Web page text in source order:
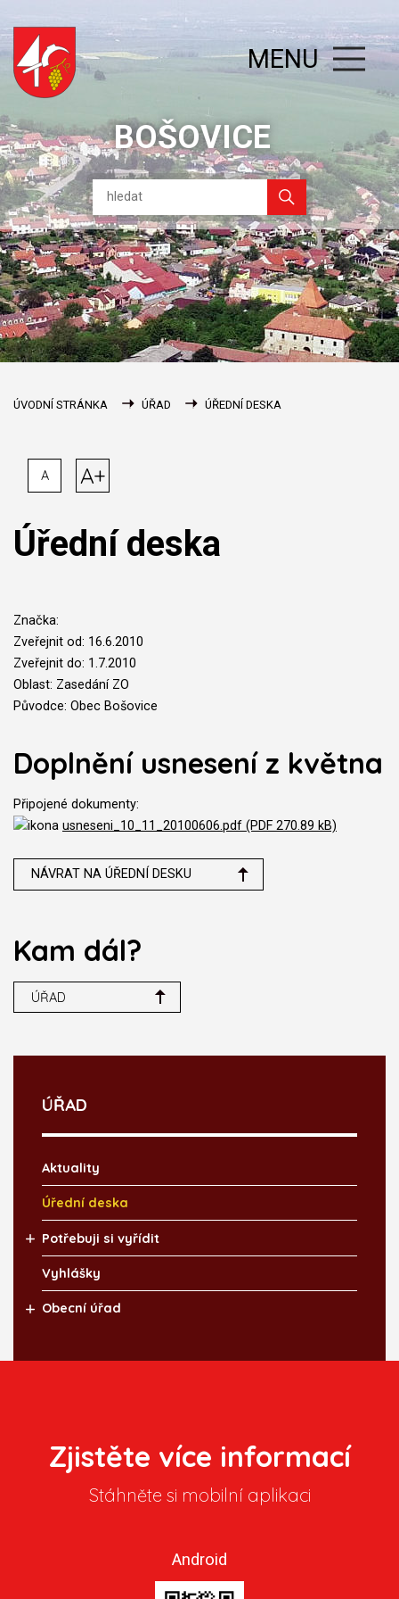
BOŠOVICE
MENU
ÚVODNÍ STRÁNKA ÚŘAD ÚŘEDNÍ DESKA
A A+
Úřední deska
Značka:
Zveřejnit od: 16.6.2010
Zveřejnit do: 1.7.2010
Oblast: Zasedání ZO
Původce: Obec Bošovice
Doplnění usnesení z května
Připojené dokumenty:
usneseni_10_11_20100606.pdf (PDF 270.89 kB)
NÁVRAT NA ÚŘEDNÍ DESKU
Kam dál?
ÚŘAD
ÚŘAD
Aktuality
Úřední deska
Potřebuji si vyřídit
Vyhlášky
Obecní úřad
Zjistěte více informací
Stáhněte si mobilní aplikaci
Android